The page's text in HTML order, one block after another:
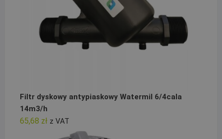
Filtr dyskowy antypiaskowy Watermil 6/4cala
14m3/h
65,68 zł z VAT